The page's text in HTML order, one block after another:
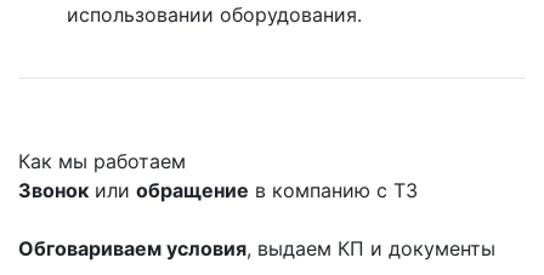
использовании оборудования.
Как мы работаем
Звонок или обращение в компанию с ТЗ
Обговариваем условия, выдаем КП и документы